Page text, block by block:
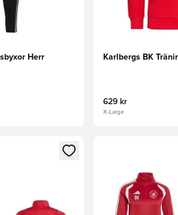
Herr Karlbergs BK
629 kr
X-Large
att logga in eller registrera dig som medlem
Öppnar en Modal